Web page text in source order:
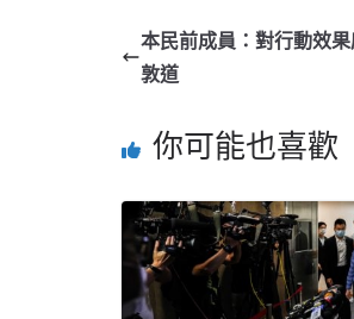
本民前成員：對行動效
敦道
你可能也喜歡